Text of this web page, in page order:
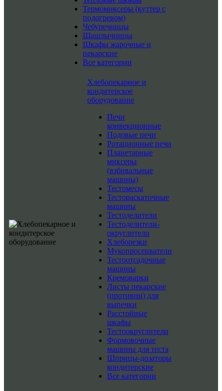
Термомиксеры (куттер с
подогревом)
Чебуречницы
Шашлычницы
Шкафы жарочные и
пекарские
Все категории
Хлебопекарное и
кондитерское
оборудование
Печи
конвекционные
Подовые печи
Ротационные печи
Планетарные
миксеры
(взбивальные
машины)
Тестомесы
Тестораскаточные
машины
Тестоделители
Тестоделители-
округлители
Хлеборезки
Мукопросеиватели
Тестоотсадочные
машины
Кремоварки
Листы пекарские
(противни) для
выпечки
Расстойные
шкафы
Тестоокруглители
Формовочные
машины для теста
Шприцы-дозаторы
кондитерские
Все категории